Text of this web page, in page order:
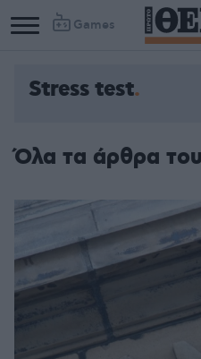
Games
Column
Column
Stress test
Όλα τα άρθρα